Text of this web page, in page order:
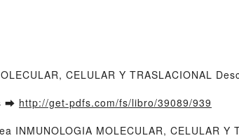
CELULAR Y TRASLACIONAL
➡ http://get-pdfs.com/fs/libro/39089/939
INMUNOLOGIA MOLECULAR, CELULAR